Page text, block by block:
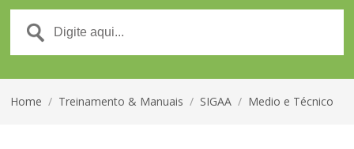
Home / Treinamento & Manuais / SIGAA / Medio e Técnico